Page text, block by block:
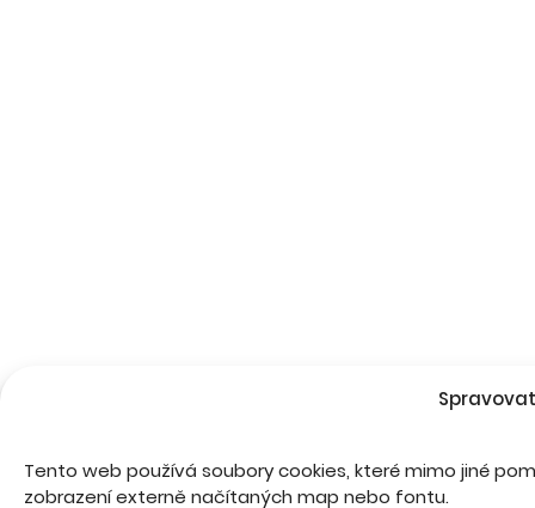
Tento web používá soubory cookies, které mimo jiné
zobrazení externě načítaných map nebo fontu.